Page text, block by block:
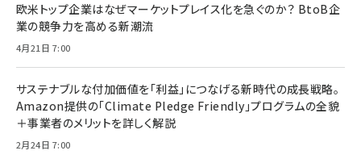
欧米トップ企業はなぜマーケットプレイス化を急ぐのか？ BtoB企
業の競争力を高める新潮流
4月21日 7:00
サステナブルな付加価値を「利益」につなげる新時代の成長戦略。
Amazon提供の「Climate Pledge Friendly」プログラムの全貌
＋事業者のメリットを詳しく解説
2月24日 7:00